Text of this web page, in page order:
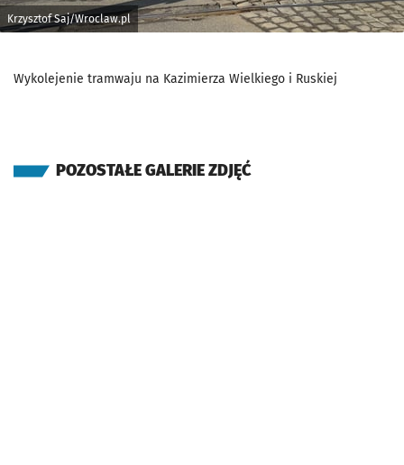
Krzysztof Saj/Wroclaw.pl
Wykolejenie tramwaju na Kazimierza Wielkiego i Ruskiej
POZOSTAŁE GALERIE ZDJĘĆ